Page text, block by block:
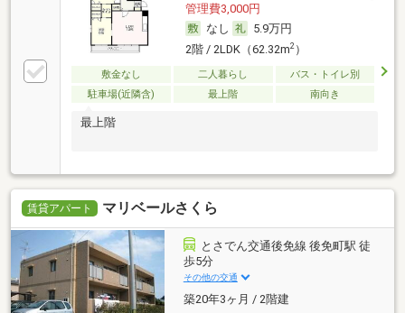
管理費3,000円
なし
5.9万円
2階 / 2LDK（62.32m2）
敷金なし 二人暮らし
バス・トイレ別
駐車場(近隣含)
最上階 南向き
最上階
賃貸アパート マリベールさくら
とさでん交通後免線 後免町駅 徒
歩5分
その他の交通
築20年3ヶ月 / 2階建